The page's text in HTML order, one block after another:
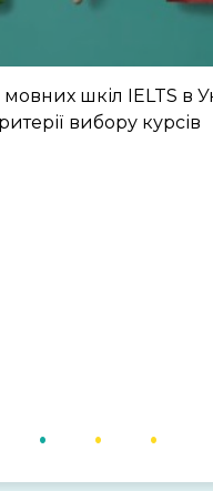
шкіл IELTS в
вибору курсів